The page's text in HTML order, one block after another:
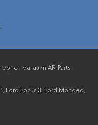
магазин AR-Parts
Ford Focus 3, Ford Mondeo,